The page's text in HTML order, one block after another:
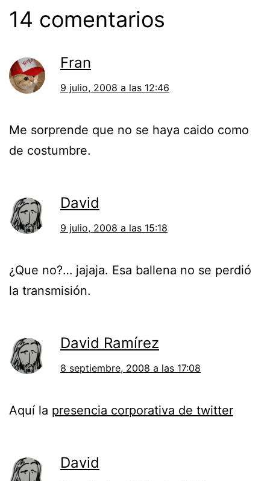
14 comentarios
Fran
9 julio, 2008 a las 12:46
Me sorprende que no se haya caido como
de costumbre.
David
9 julio, 2008 a las 15:18
¿Que no?… jajaja. Esa ballena no se perdió
la transmisión.
David Ramírez
8 septiembre, 2008 a las 17:08
Aquí la presencia corporativa de twitter
David